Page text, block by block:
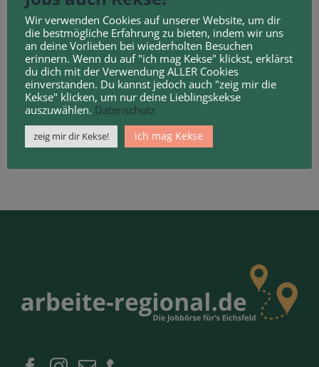
Sie sich mit unserenGeschäftsbedingungenund
Datenschutzbestimmungeneinverstanden.
Wir verwenden Cookies auf unserer Website, um dir
die bestmögliche Erfahrung zu bieten, indem wir uns
an deine Vorlieben bei wiederholten Besuchen
erinnern. Wenn du auf "ich mag Kekse" klickst, erklärst
du dich mit der Verwendung ALLER Cookies
einverstanden. Du kannst jedoch auch "zeig mir die
Kekse" klicken, um nur deine Lieblingskekse
auszuwählen. Datenschutz
zeig mir dir Kekse! ich mag Kekse